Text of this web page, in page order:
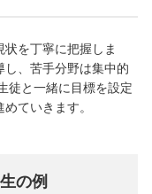
を丁寧に把握しま
、苦手分野は集中的
徒と一緒に目標を設定
ていきます。
の例